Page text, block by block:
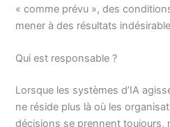
« comme prévu », des
mener à des résultats
Qui est responsable ?
Lorsque les systèmes d’IA
ne réside plus là où les
décisions se prennent toujours,